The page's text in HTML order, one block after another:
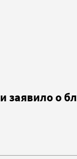
заявило о